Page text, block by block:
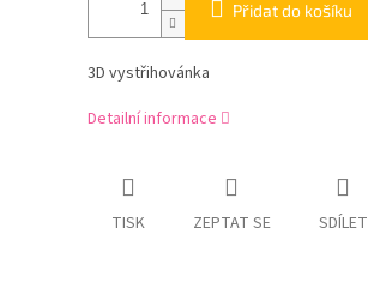
Přidat do košíku
3D vystřihovánka
Detailní informace
TISK ZEPTAT SE SDÍLET